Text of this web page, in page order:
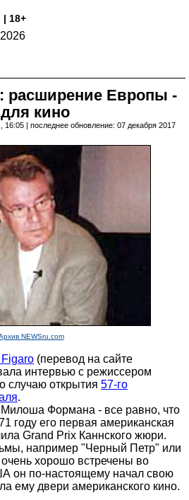
| 18+
Европы -
кино
16:05 | последнее обновление: 07 декабря 2017
NEWSru.com
Figaro (перевод на сайте
интервью с режиссером
открытия 57-го
.
Формана - все равно, что
году его первая американская
Grand Prix Каннского жюри.
например "Черный Петр" или
хорошо встречены во
он по-настоящему начал свою
ему двери американского кино.